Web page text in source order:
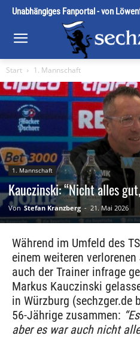
Unabhängiges Fanportal - von
Start 1. Mannschaft
1. Mannschaft
Kauczinski: “Nicht alles
Von Stefan Kranzberg - 21. Mai 2026
Während im Umfeld des
einem weiteren
auch der Trainer infrage
Markus Kauczinski
in Würzburg (sechzger.de
56-Jährige zusammen:
aber es war auch nicht